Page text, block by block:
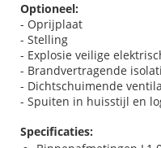
Optioneel:
- Oprijplaat
- Stelling
- Explosie veilige
- Brandvertragende
- Dichtschuimende
- Spuiten in huisstijl en
Specificaties: